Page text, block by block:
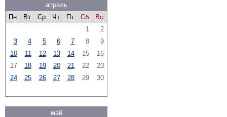
апрель
Пн
Вт Ср Чт Пт Сб
Вс
1
2
3
4 5 6 7 8
9
10
11 12 13 14 15
16
17
18 19 20 21 22
23
24
25 26 27 28 29 30
май